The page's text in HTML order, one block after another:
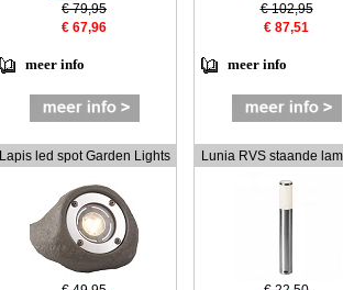
€ 79,95
€ 67,96
meer info
€ 102,95
€ 87,51
meer info
Lapis led spot Garden Lights Lunia RVS staande